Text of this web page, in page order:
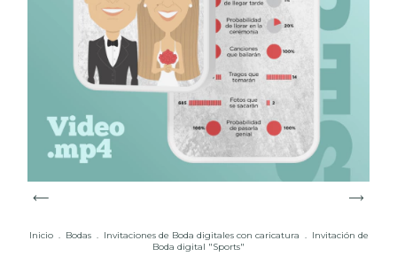
Inicio Bodas Invitaciones de Boda digitales con caricatura
Invitación de
Boda digital "Sports"